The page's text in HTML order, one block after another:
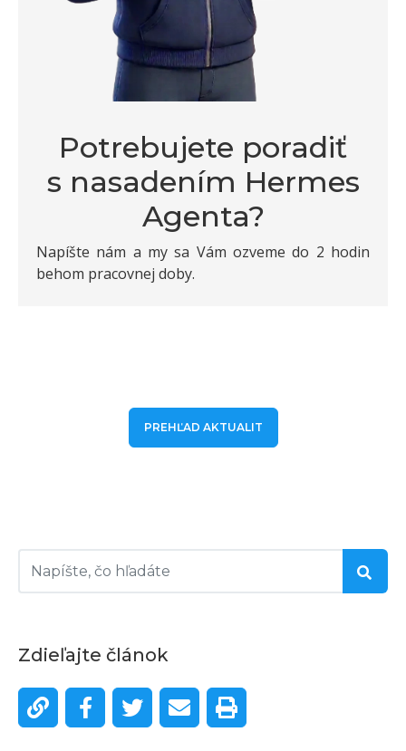
Zdieľajte článok
Potrebujete poradiť
s nasadením Hermes
Agenta?
Napíšte nám a my sa Vám ozveme do 2 hodin
behom pracovnej doby.
PREHĽAD AKTUALIT